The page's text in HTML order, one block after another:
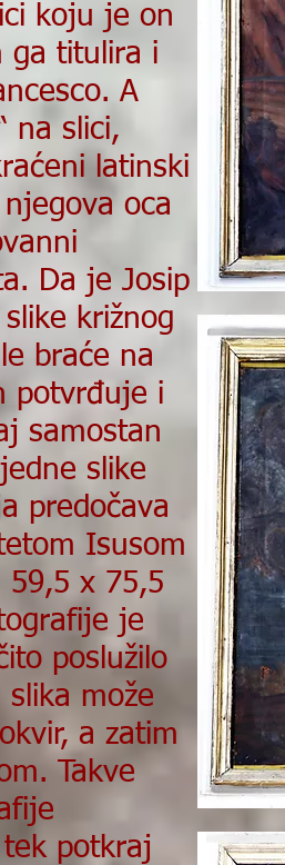
koju je on
ga titulira i
A
na slici,
latinski
oca
Da je Josip
križnog
braće na
potvrđuje i
samostan
slike
predočava
Isusom
x 75,5
je
poslužilo
može
a zatim
Takve
potkraj